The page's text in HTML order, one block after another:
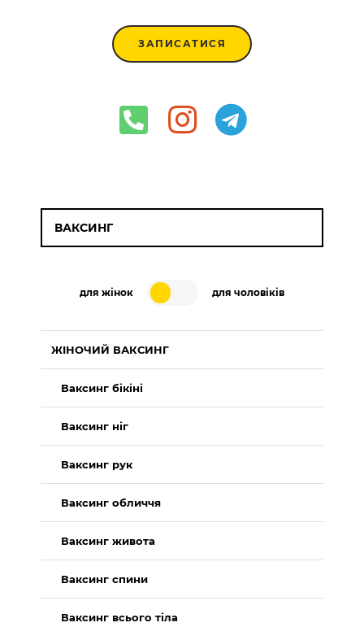
ЗАПИСАТИСЯ
ВАКСИНГ
для жінок для чоловіків
ЖІНОЧИЙ ВАКСИНГ
Ваксинг бікіні
Ваксинг ніг
Ваксинг рук
Ваксинг обличчя
Ваксинг живота
Ваксинг спини
Ваксинг всього тіла